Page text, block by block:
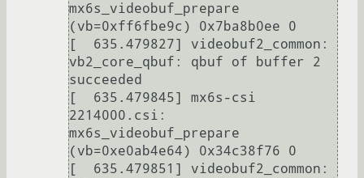
mx6s_videobuf_prepare
(vb=0xff6fbe9c) 0x7ba8b0ee 0
[  635.479827] videobuf2_common:
vb2_core_qbuf: qbuf of buffer 2
succeeded
[  635.479845] mx6s-csi
2214000.csi:
mx6s_videobuf_prepare
(vb=0xe0ab4e64) 0x34c38f76 0
[  635.479851] videobuf2_common: